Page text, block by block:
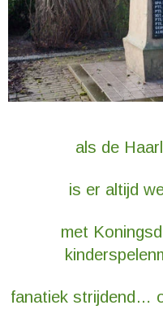
als de
is er altijd
met
fanatiek strijdend…